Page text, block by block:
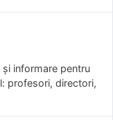
informare pentru
profesori, directori,